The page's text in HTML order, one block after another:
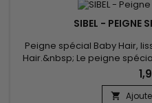
SIBEL - PEIGNE
Peigne spécial Baby Hair,
Hair.&nbsp; Le peigne
différentes vous aide à
comme vous le
